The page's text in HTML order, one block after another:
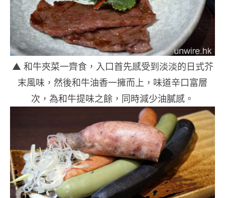
▲ 和牛夾菜一齊食，入口首先感受到淡淡的日式芥
末風味，然後和牛油香一擁而上，味道辛口富層
次，為和牛提味之餘，同時減少油膩感。